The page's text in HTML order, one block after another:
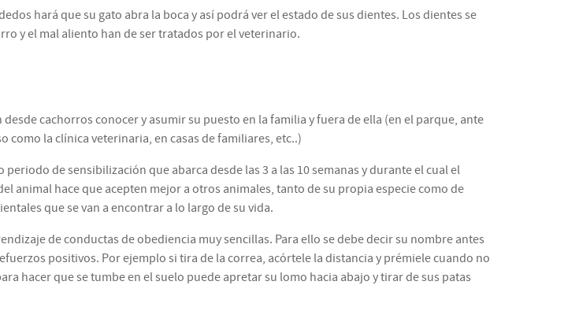
hará que su gato abra la boca y así podrá ver el estado de sus dientes. Los dientes se
y el mal aliento han de ser tratados por el veterinario.
cachorros conocer y asumir su puesto en la familia y fuera de ella (en el parque, ante
como la clínica veterinaria, en casas de familiares, etc..)
de sensibilización que abarca desde las 3 a las 10 semanas y durante el cual el
animal hace que acepten mejor a otros animales, tanto de su propia especie como de
que se van a encontrar a lo largo de su vida.
de conductas de obediencia muy sencillas. Para ello se debe decir su nombre antes
positivos. Por ejemplo si tira de la correa, acórtele la distancia y prémiele cuando no
hacer que se tumbe en el suelo puede apretar su lomo hacia abajo y tirar de sus patas